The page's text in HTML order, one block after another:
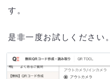
す。
是非一度お試しください。